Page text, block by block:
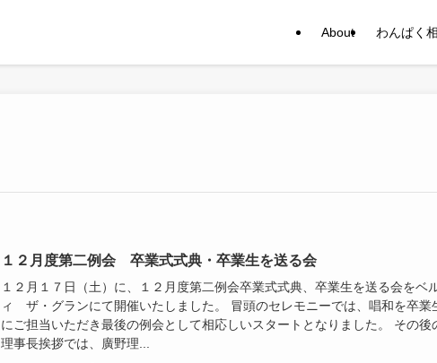
About わんぱく
１２月度第二例会 卒業式式典・卒業生を送る会
１２月１７日（土）に、１２月度第二例会卒業式式典、卒業生を送る会をベ
ィ ザ・グランにて開催いたしました。 冒頭のセレモニーでは、唱和を卒業
にご担当いただき最後の例会として相応しいスタートとなりました。 その後
理事長挨拶では、廣野理...